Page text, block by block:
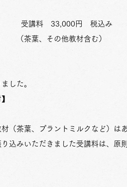
料 33,000円 税込み
の他教材含む）
た。
材（茶葉、プラントミルクなど）は
込みいただきました受講料は、原